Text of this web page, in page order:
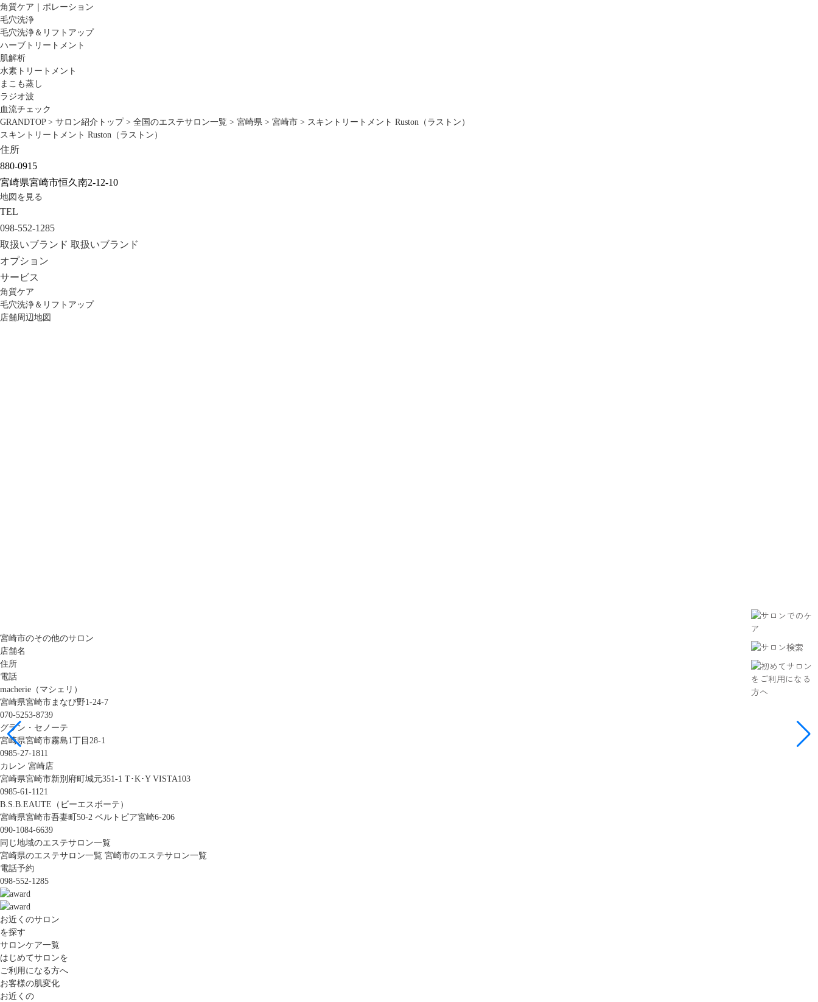
角質ケア｜ポレーション
毛穴洗浄
毛穴洗浄＆リフトアップ
ハーブトリートメント
肌解析
水素トリートメント
まこも蒸し
ラジオ波
血流チェック
GRANDTOP > サロン紹介トップ > 全国のエステサロン一覧 > 宮崎県 > 宮崎市 > スキントリートメント Ruston（ラストン）
スキントリートメント Ruston（ラストン）
住所
880-0915
宮崎県宮崎市恒久南2-12-10
地図を見る
TEL
098-552-1285
取扱いブランド 取扱いブランド
オプション
サービス
角質ケア
毛穴洗浄＆リフトアップ
店舗周辺地図
宮崎市のその他のサロン
店舗名
住所
電話
macherie（マシェリ）
宮崎県宮崎市まなび野1-24-7
070-5253-8739
グラン・セノーテ
宮崎県宮崎市霧島1丁目28-1
0985-27-1811
カレン 宮崎店
宮崎県宮崎市新別府町城元351-1 T･K･Y VISTA103
0985-61-1121
B.S.B.EAUTE（ビーエスボーテ）
宮崎県宮崎市吾妻町50-2 ベルトピア宮崎6-206
090-1084-6639
同じ地域のエステサロン一覧
宮崎県のエステサロン一覧 宮崎市のエステサロン一覧
電話予約
098-552-1285
お近くのサロン
を探す
サロンケア一覧
はじめてサロンを
ご利用になる方へ
お客様の肌変化
お近くの